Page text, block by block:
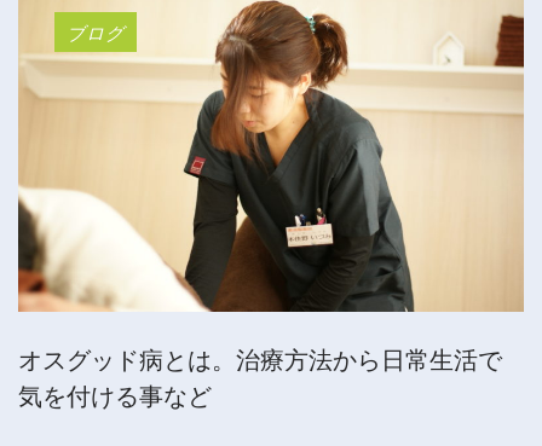
ブログ
オスグッド病とは。治療方法から日常生活で
気を付ける事など